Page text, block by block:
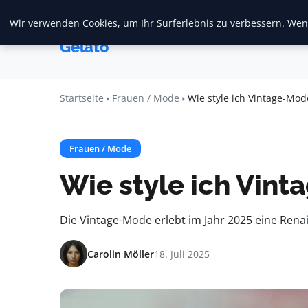
Crema
Gelato
Startseite
Startseite Frauen / Mode Wie style ich Vintage-
Frauen / Mode
Wie style ich
Die Vintage-Mode erlebt im Jahr 2025 eine
Carolin Möller18. Juli 2025
Wir verwenden Cookies, um Ihr Surferlebnis zu verbessern.